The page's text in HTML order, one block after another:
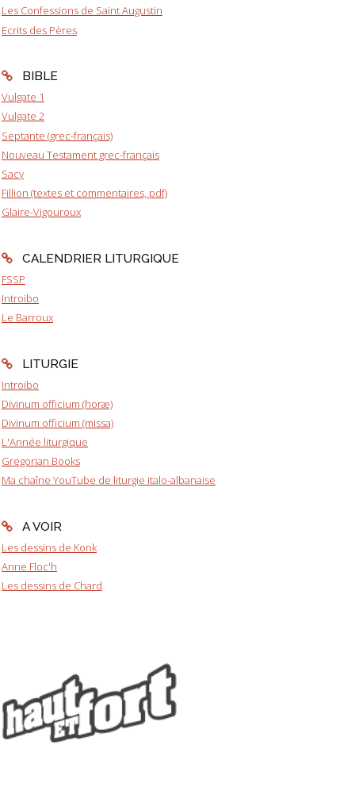
Les Confessions de Saint Augustin
Ecrits des Pères
BIBLE
Vulgate 1
Vulgate 2
Septante (grec-français)
Nouveau Testament grec-français
Sacy
Fillion (textes et commentaires, pdf)
Glaire-Vigouroux
CALENDRIER LITURGIQUE
FSSP
Introibo
Le Barroux
LITURGIE
Introibo
Divinum officium (horæ)
Divinum officium (missa)
L'Année liturgique
Gregorian Books
Ma chaîne YouTube de liturgie italo-albanaise
A VOIR
Les dessins de Konk
Anne Floc'h
Les dessins de Chard